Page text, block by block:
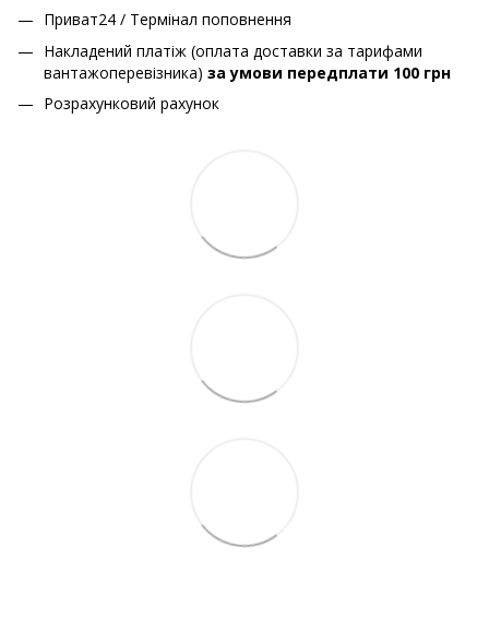
Приват24 / Термінал поповнення
Накладений платіж (оплата доставки за тарифами
вантажоперевізника) за умови передплати 100 грн
Розрахунковий рахунок